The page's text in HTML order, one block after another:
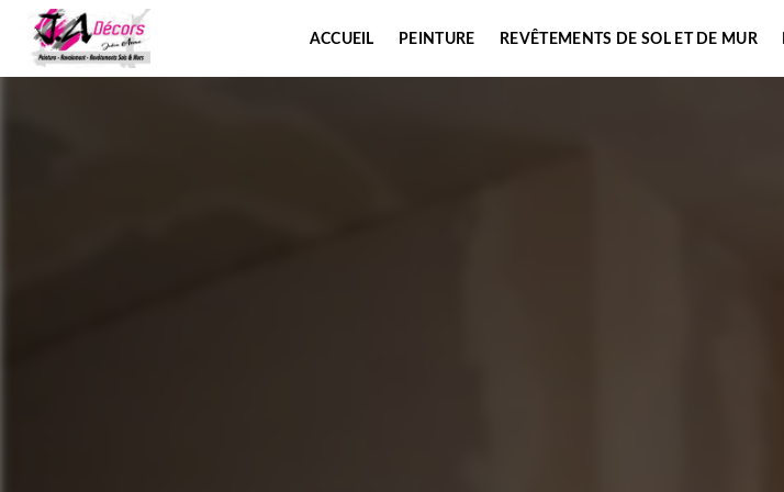
ACCUEIL PEINTURE REVÊTEMENTS DE SOL ET DE MUR
Panneau de gestion des cookies